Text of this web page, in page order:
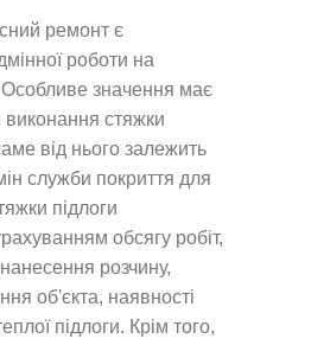
ремонт є
роботи на
Особливе значення має
стяжки
від нього залежить
служби покриття для
підлоги
обсягу робіт,
розчину,
об'єкта, наявності
підлоги. Крім того,